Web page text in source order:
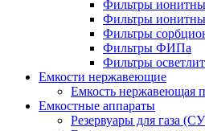
Фильтры
Фильтры
Фильтры
Фильтры ФИПа
Фильтры
Емкости нержавеющие
Емкость нержавеющая
Емкостные аппараты
Резервуары для газа